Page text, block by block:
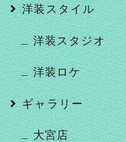
洋装スタイル
洋装スタジオ
洋装ロケ
ギャラリー
大宮店